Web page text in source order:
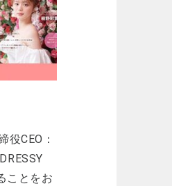
役CEO：
ことをお